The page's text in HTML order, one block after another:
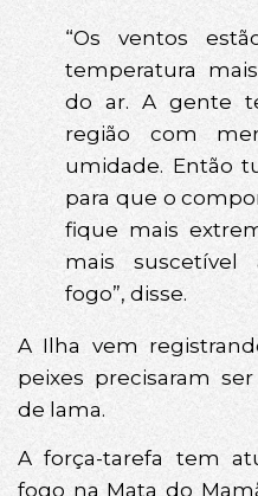
“Os ventos
temperatura
do ar. A gente
região com
umidade. Então
para que o
fique mais
mais suscetível
fogo”, disse.
A Ilha vem
peixes precisaram
de lama.
A força-tarefa tem
fogo na Mata do